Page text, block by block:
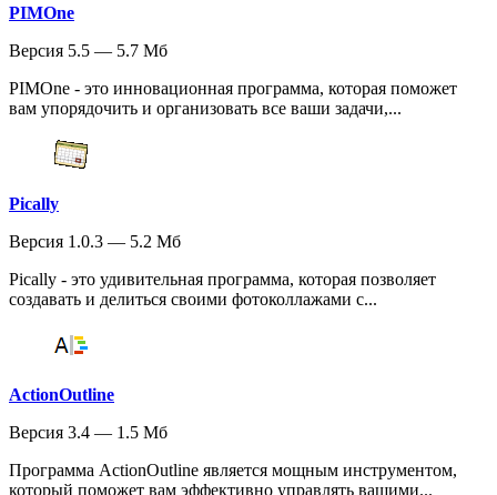
PIMOne
Версия 5.5 — 5.7 Мб
PIMOne - это инновационная программа, которая поможет
вам упорядочить и организовать все ваши задачи,...
Pically
Версия 1.0.3 — 5.2 Мб
Pically - это удивительная программа, которая позволяет
создавать и делиться своими фотоколлажами с...
ActionOutline
Версия 3.4 — 1.5 Мб
Программа ActionOutline является мощным инструментом,
который поможет вам эффективно управлять вашими...